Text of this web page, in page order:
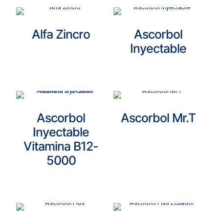
Alfa Zincro
Ascorbol
Inyectable
Ascorbol
Inyectable
Vitamina B12-
5000
Ascorbol Mr.T